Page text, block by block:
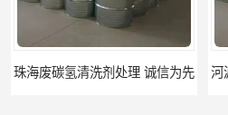
河源废碳氢清洗剂处理 持之以恒为客户服务